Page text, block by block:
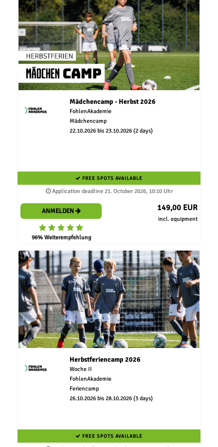
Mädchencamp - Herbst 2026
FohlenAkademie
Mädchencamp
22.10.2026 bis 23.10.2026 (2 days)
FREE SPOTS AVAILABLE
Application deadline 21. October 2026, 10:10 Uhr
ANMELDEN
96% Weiterempfehlung
149,00 EUR
incl. equipment
Herbstferiencamp 2026
Woche II
FohlenAkademie
Feriencamp
26.10.2026 bis 28.10.2026 (3 days)
FREE SPOTS AVAILABLE